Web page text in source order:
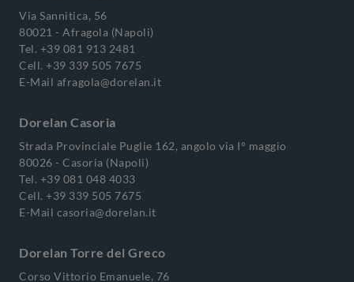
Via Sannitica, 56
80021 - Afragola (Napoli)
Tel. +39 081 913 2481
Cell. +39 339 505 7675
E-Mail afragola@dorelan.it
Dorelan Casoria
Strada Provinciale Puglie 162, angolo via I° maggio
80026 - Casoria (Napoli)
Tel. +39 081 048 4033
Cell. +39 339 505 7675
E-Mail casoria@dorelan.it
Dorelan Torre del Greco
Corso Vittorio Emanuele, 76